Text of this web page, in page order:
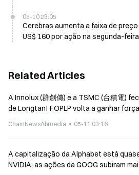
05-10 23:05
Cerebras aumenta a faixa de preço
US$ 160 por ação na segunda-
Related Articles
A Innolux (群創傳) e a TSMC (台積電)
de Longtan! FOPLP volta a ganhar
ChainNewsAbmedia 05-11 03:16
A capitalização da Alphabet está
NVIDIA; as ações da GOOG subiram